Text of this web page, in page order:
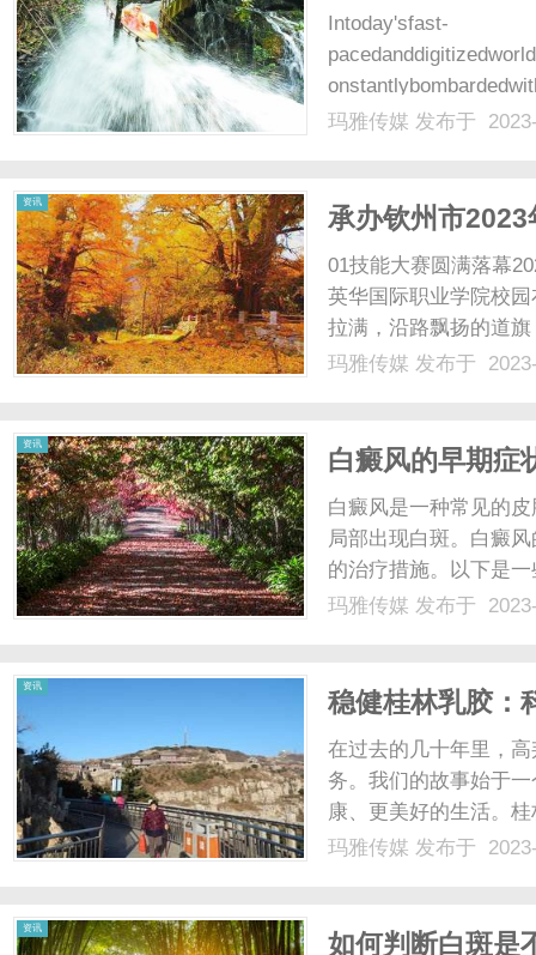
Intoday'sfast-
玛雅传媒 发布于
资讯
承办钦州市
院护理专业出圈
01技能大赛圆满落幕
英华国际职业学院校
拉满，沿路飘扬的道
精美拱门，还有相得
玛雅传媒 发布于
资讯
白癜风的早期症
白癜风是一种常见的
局部出现白斑。白癜
的治疗措施。以下是
风症状通常是以局部
玛雅传媒 发布于
资讯
稳健桂林乳胶：
在过去的几十年里，
务。我们的故事始于
康、更美好的生活。
品企业,是国家化工部
玛雅传媒 发布于
资讯
如何判断白斑是